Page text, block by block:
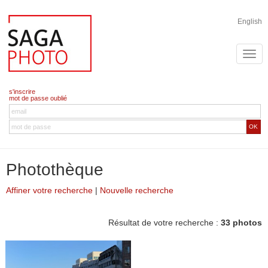
English
s'inscrire
mot de passe oublié
OK
Photothèque
Affiner votre recherche | Nouvelle recherche
Résultat de votre recherche : 33 photos